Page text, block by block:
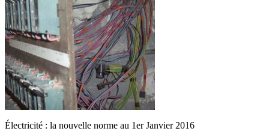
Électricité : la nouvelle norme au 1er Janvier 2016